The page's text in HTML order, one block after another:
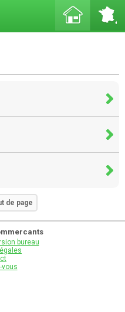
de page
bureau
vous